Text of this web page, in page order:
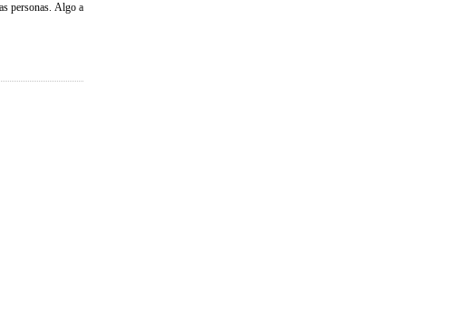
personas. Algo a